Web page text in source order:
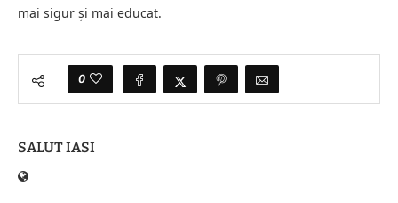
mai sigur și mai educat.
0
SALUT IASI